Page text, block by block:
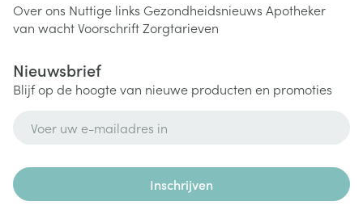
Over ons Nuttige links Gezondheidsnieuws Apotheker
van wachtVoorschriftZorgtarieven
Nieuwsbrief
Blijf op de hoogte van nieuwe producten en promoties
Inschrijven